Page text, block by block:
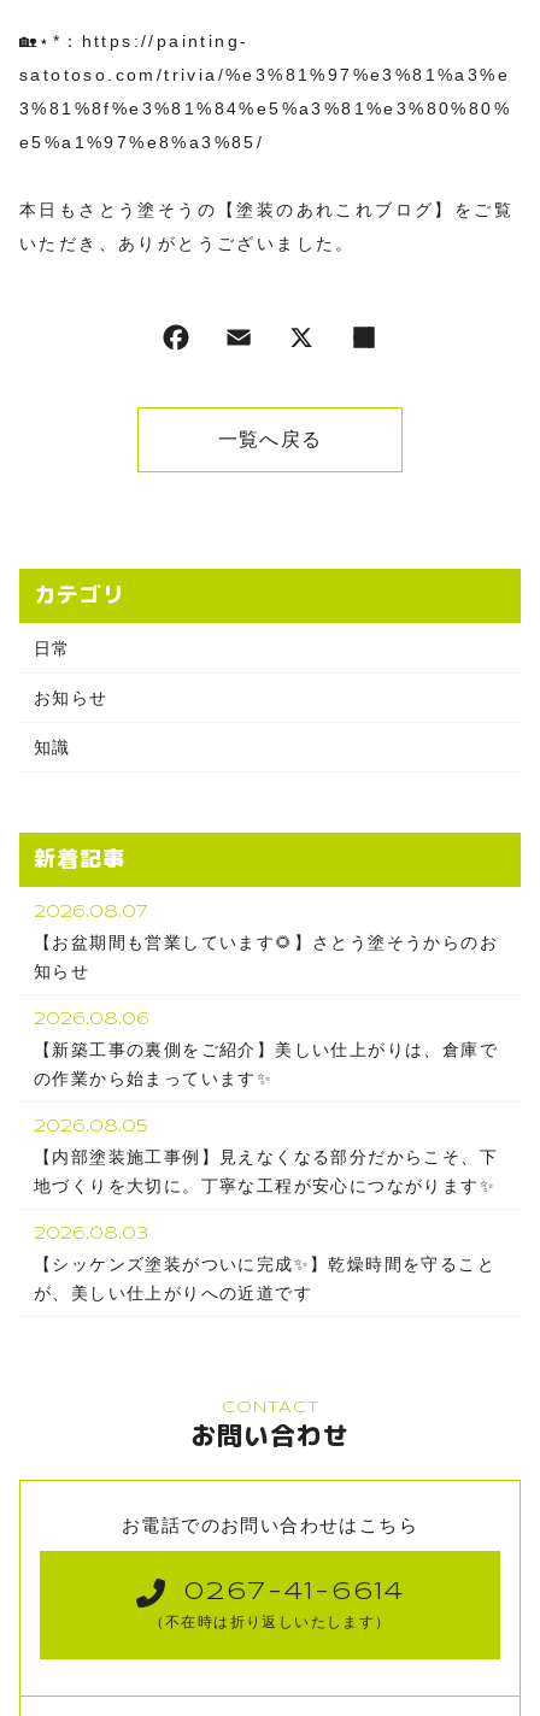
🏡⋆*： https://painting-
satotoso.com/trivia/%e3%81%97%e3%81%a3%e
3%81%8f%e3%81%84%e5%a3%81%e3%80%80%
e5%a1%97%e8%a3%85/
本日もさとう塗そうの【塗装のあれこれブログ】をご覧
いただき、ありがとうございました。
一覧へ戻る
カテゴリ
日常
お知らせ
知識
新着記事
2026.08.07
【お盆期間も営業しています🌻】さとう塗そうからのお
知らせ
2026.08.06
【新築工事の裏側をご紹介】美しい仕上がりは、倉庫で
の作業から始まっています✨
2026.08.05
【内部塗装施工事例】見えなくなる部分だからこそ、下
地づくりを大切に。丁寧な工程が安心につながります✨
2026.08.03
【シッケンズ塗装がついに完成✨】乾燥時間を守ること
が、美しい仕上がりへの近道です
CONTACT
お問い合わせ
お電話でのお問い合わせはこちら
0267-41-6614
（不在時は折り返しいたします）